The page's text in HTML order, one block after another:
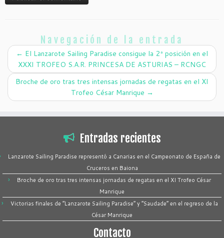
Navegación de la entrada
← El Lanzarote Sailing Paradise consigue la 2ª posición en el
XXXI TROFEO S.A.R. PRINCESA DE ASTURIAS – RCNGC
Broche de oro tras tres intensas jornadas de regatas en el XI
Trofeo César Manrique →
Entradas recientes
Lanzarote Sailing Paradise representó a Canarias en el Campeonato de España de
Cruceros en Baiona
Broche de oro tras tres intensas jornadas de regatas en el XI Trofeo César
Manrique
Victorias finales de “Lanzarote Sailing Paradise” y “Saudade” en el regreso de la
César Manrique
Contacto